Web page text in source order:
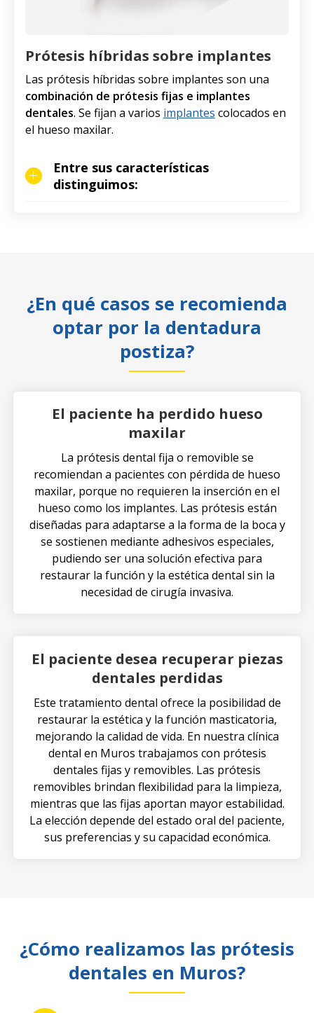
Prótesis híbridas sobre implantes
Las prótesis híbridas sobre implantes son una
combinación de prótesis fijas e implantes
dentales. Se fijan a varios implantes colocados en
el hueso maxilar.
Entre sus características
distinguimos:
¿En qué casos se recomienda
optar por la dentadura
postiza?
El paciente ha perdido hueso
maxilar
La prótesis dental fija o removible se
recomiendan a pacientes con pérdida de hueso
maxilar, porque no requieren la inserción en el
hueso como los implantes. Las prótesis están
diseñadas para adaptarse a la forma de la boca y
se sostienen mediante adhesivos especiales,
pudiendo ser una solución efectiva para
restaurar la función y la estética dental sin la
necesidad de cirugía invasiva.
El paciente desea recuperar piezas
dentales perdidas
Este tratamiento dental ofrece la posibilidad de
restaurar la estética y la función masticatoria,
mejorando la calidad de vida. En nuestra clínica
dental en Muros trabajamos con prótesis
dentales fijas y removibles. Las prótesis
removibles brindan flexibilidad para la limpieza,
mientras que las fijas aportan mayor estabilidad.
La elección depende del estado oral del paciente,
sus preferencias y su capacidad económica.
¿Cómo realizamos las prótesis
dentales en Muros?